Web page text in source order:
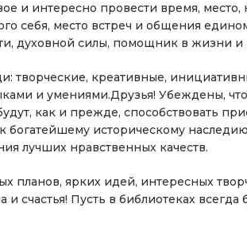
и интересно провести время, место,
себя, место встреч и общения
духовной силы, помощник в жизни и
творческие, креативные,
и умениями.Друзья! Убеждены,
как и прежде, способствовать
историческому
лучших нравственных качеств.
планов, ярких идей, интересных
счастья! Пусть в библиотеках всегда